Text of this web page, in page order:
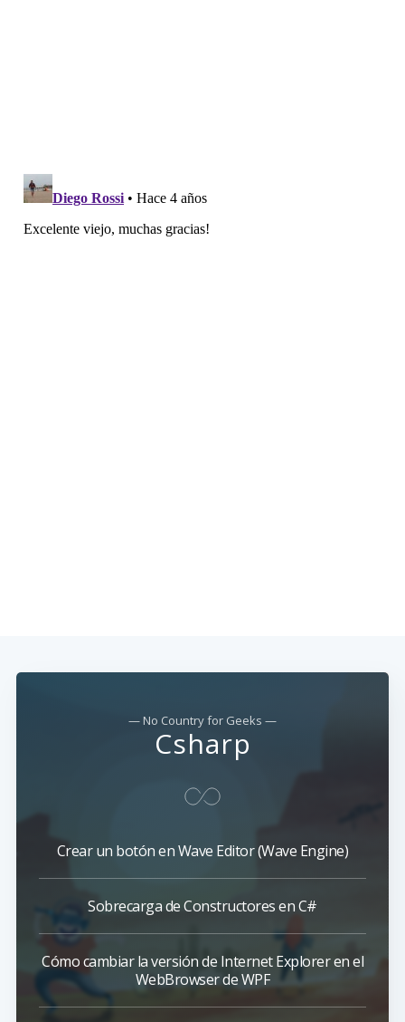
— No Country for Geeks —
Csharp
Crear un botón en Wave Editor (Wave Engine)
Sobrecarga de Constructores en C#
Cómo cambiar la versión de Internet Explorer en el
WebBrowser de WPF